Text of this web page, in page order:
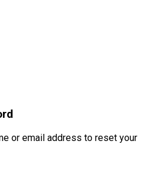
or email address to reset your